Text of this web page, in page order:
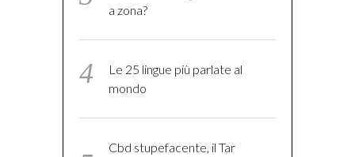
a zona?
Le 25 lingue più parlate al
mondo
Cbd stupefacente, il Tar